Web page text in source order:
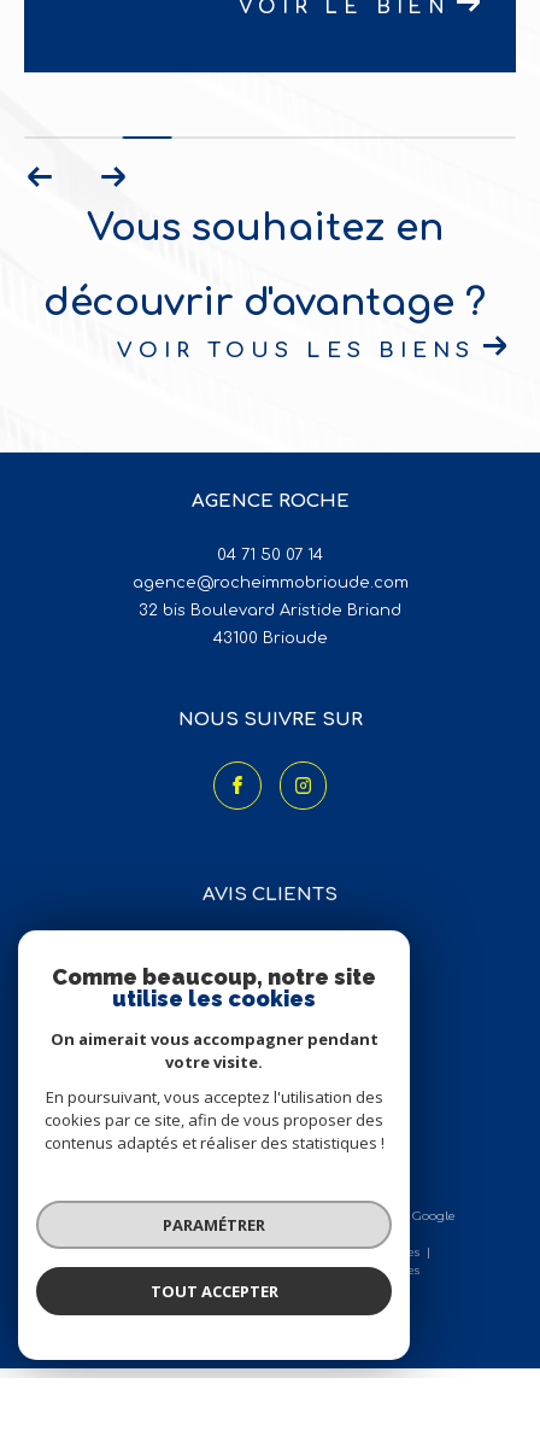
découvrir d'avantage ?
04 71 50 07 14
agence@rocheimmobrioude.com
32 bis Boulevard Aristide Briand
AVIS CLIENTS
ADHÉRENTS
© 2026 | Tous droits réservés | Traduction powered by Google
|
Nos honoraires
Plan du site
Mentions légales
Admin
Nos liens Politique RGPD Cookies
Comme beaucoup, notre site
utilise les cookies
On aimerait vous accompagner pendant
votre visite.
En poursuivant, vous acceptez l'utilisation des
cookies par ce site, afin de vous proposer des
contenus adaptés et réaliser des statistiques !
PARAMÉTRER
TOUT ACCEPTER